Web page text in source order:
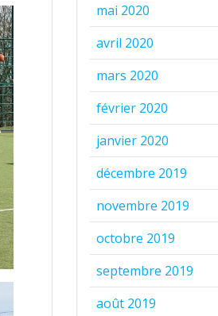
mai 2020
avril 2020
mars 2020
février 2020
janvier 2020
décembre 2019
novembre 2019
octobre 2019
septembre 2019
août 2019